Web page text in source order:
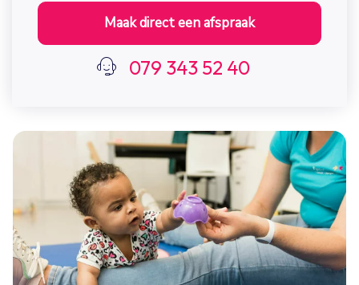
Maak direct een afspraak
079 343 52 40